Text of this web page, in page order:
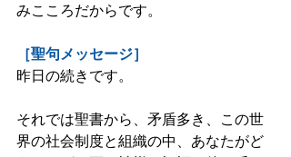
みこころだからです。
［聖句メッセージ］
昨日の続きです。
それでは聖書から、矛盾多き、この世
界の社会制度と組織の中、あなたがど